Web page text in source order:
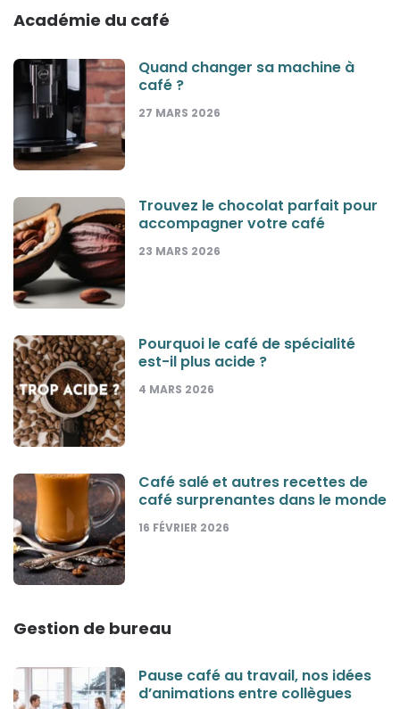
Académie du café
Quand changer sa machine à
café ?
27 MARS 2026
Trouvez le chocolat parfait pour
accompagner votre café
23 MARS 2026
Pourquoi le café de spécialité
est-il plus acide ?
4 MARS 2026
Café salé et autres recettes de
café surprenantes dans le monde
16 FÉVRIER 2026
Gestion de bureau
Pause café au travail, nos idées
d’animations entre collègues